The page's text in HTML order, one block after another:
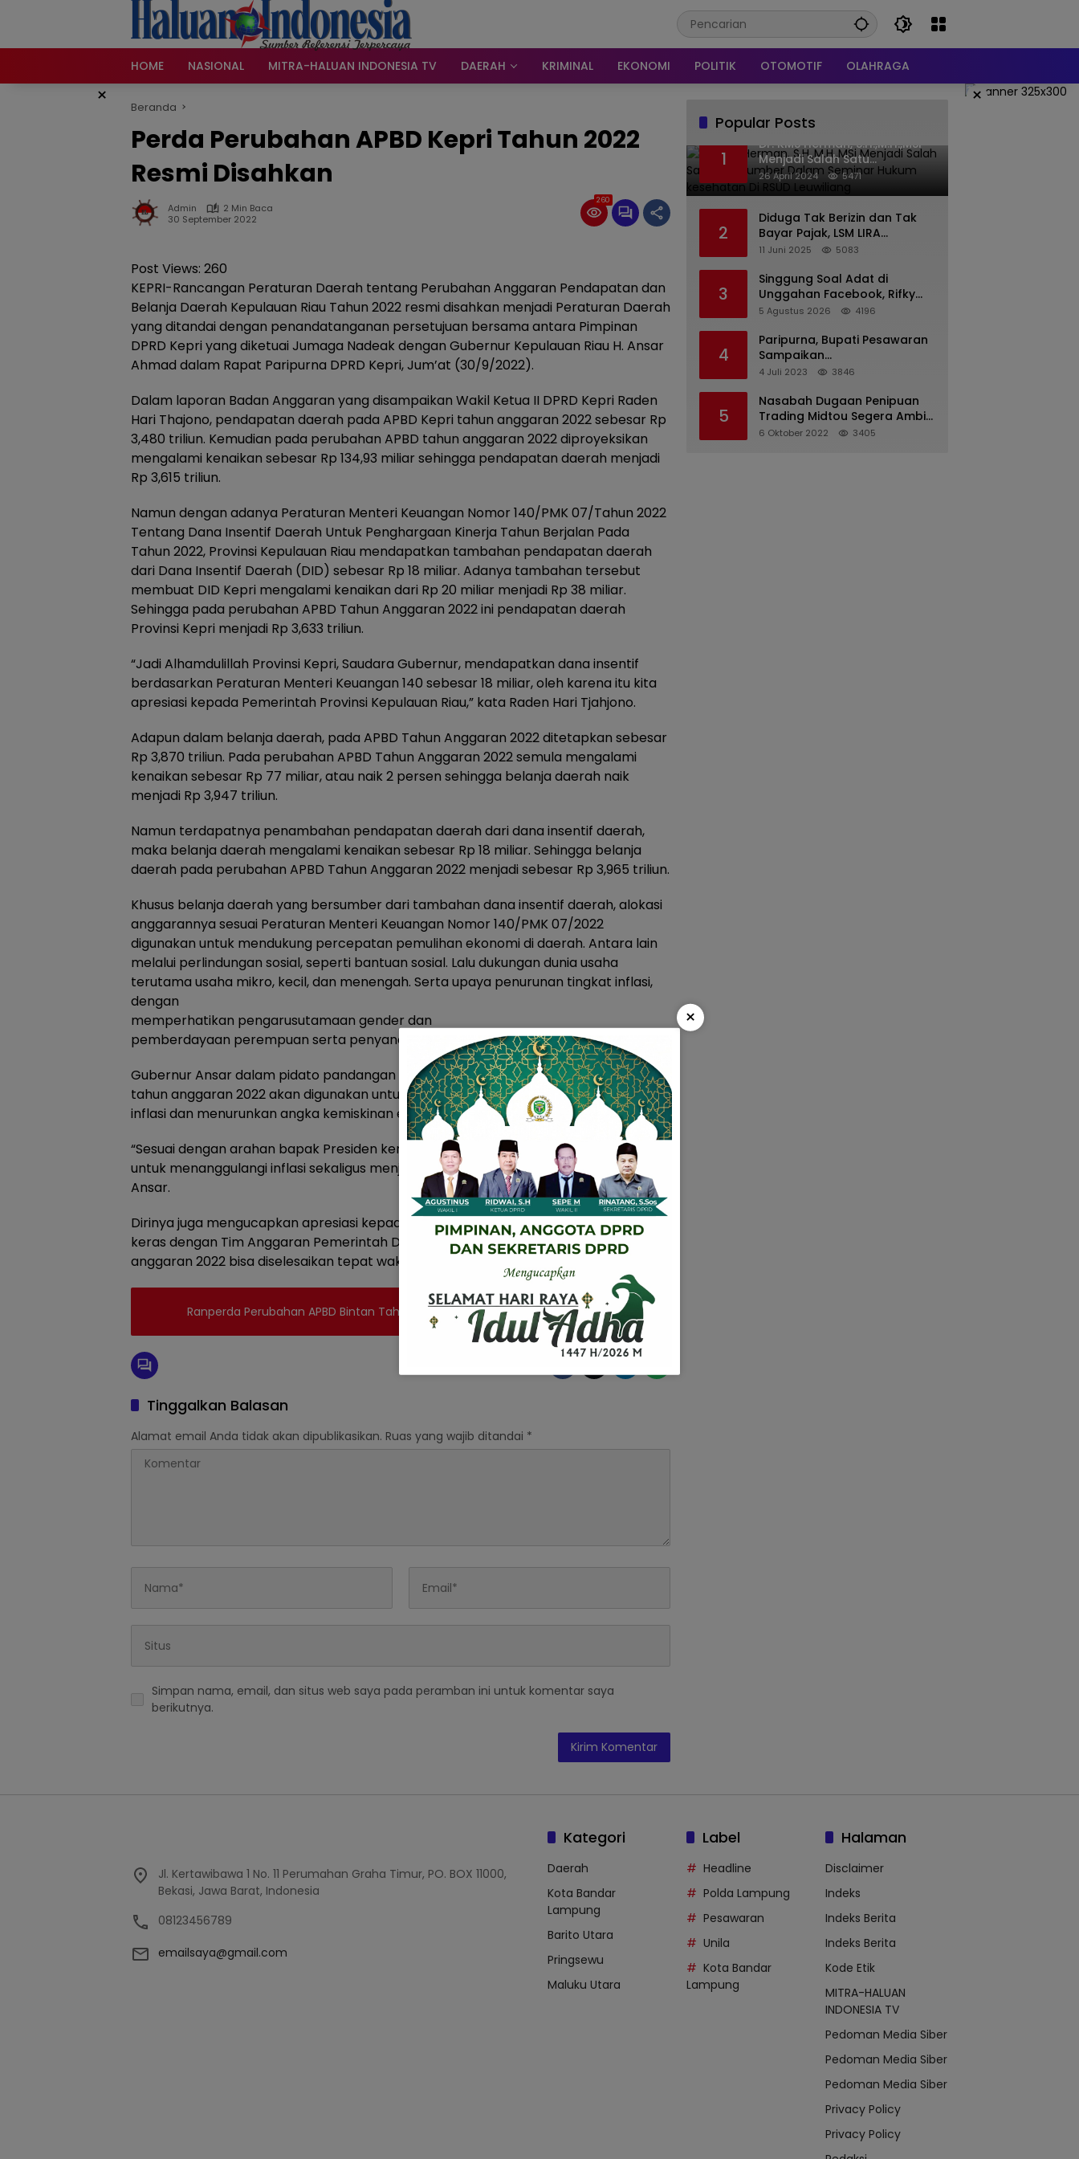
HOME
NASIONAL MITRA-HALUAN INDONESIA TV DAERAH KRIMINAL EKONOMI POLITIK OTOMOTIF OLAHRAGA
× ×
Beranda
Perda Perubahan APBD Kepri Tahun 2022
Resmi Disahkan
Admin
2 Min Baca
30 September 2022
260
Post Views: 260
KEPRI-Rancangan Peraturan Daerah tentang Perubahan Anggaran Pendapatan dan
Belanja Daerah Kepulauan Riau Tahun 2022 resmi disahkan menjadi Peraturan Daerah
yang ditandai dengan penandatanganan persetujuan bersama antara Pimpinan
DPRD Kepri yang diketuai Jumaga Nadeak dengan Gubernur Kepulauan Riau H. Ansar
Ahmad dalam Rapat Paripurna DPRD Kepri, Jum’at (30/9/2022).
Dalam laporan Badan Anggaran yang disampaikan Wakil Ketua II DPRD Kepri Raden
Hari Thajono, pendapatan daerah pada APBD Kepri tahun anggaran 2022 sebesar Rp
3,480 triliun. Kemudian pada perubahan APBD tahun anggaran 2022 diproyeksikan
mengalami kenaikan sebesar Rp 134,93 miliar sehingga pendapatan daerah menjadi
Rp 3,615 triliun.
Namun dengan adanya Peraturan Menteri Keuangan Nomor 140/PMK 07/Tahun 2022
Tentang Dana Insentif Daerah Untuk Penghargaan Kinerja Tahun Berjalan Pada
Tahun 2022, Provinsi Kepulauan Riau mendapatkan tambahan pendapatan daerah
dari Dana Insentif Daerah (DID) sebesar Rp 18 miliar. Adanya tambahan tersebut
membuat DID Kepri mengalami kenaikan dari Rp 20 miliar menjadi Rp 38 miliar.
Sehingga pada perubahan APBD Tahun Anggaran 2022 ini pendapatan daerah
Provinsi Kepri menjadi Rp 3,633 triliun.
“Jadi Alhamdulillah Provinsi Kepri, Saudara Gubernur, mendapatkan dana insentif
berdasarkan Peraturan Menteri Keuangan 140 sebesar 18 miliar, oleh karena itu kita
apresiasi kepada Pemerintah Provinsi Kepulauan Riau,” kata Raden Hari Tjahjono.
Adapun dalam belanja daerah, pada APBD Tahun Anggaran 2022 ditetapkan sebesar
Rp 3,870 triliun. Pada perubahan APBD Tahun Anggaran 2022 semula mengalami
kenaikan sebesar Rp 77 miliar, atau naik 2 persen sehingga belanja daerah naik
menjadi Rp 3,947 triliun.
Namun terdapatnya penambahan pendapatan daerah dari dana insentif daerah,
maka belanja daerah mengalami kenaikan sebesar Rp 18 miliar. Sehingga belanja
daerah pada perubahan APBD Tahun Anggaran 2022 menjadi sebesar Rp 3,965 triliun.
Khusus belanja daerah yang bersumber dari tambahan dana insentif daerah, alokasi
anggarannya sesuai Peraturan Menteri Keuangan Nomor 140/PMK 07/2022
digunakan untuk mendukung percepatan pemulihan ekonomi di daerah. Antara lain
melalui perlindungan sosial, seperti bantuan sosial. Lalu dukungan dunia usaha
terutama usaha mikro, kecil, dan menengah. Serta upaya penurunan tingkat inflasi,
dengan
memperhatikan pengarusutamaan gender dan
pemberdayaan perempuan serta penyandang disabilitas.
Gubernur Ansar dalam pidato pandangan akhirnya mengatakan perubahan APBD
tahun anggaran 2022 akan digunakan untuk langkah-langkah strategis meredam
inflasi dan menurunkan angka kemiskinan ekstrim di Kepri.
“Sesuai dengan arahan bapak Presiden kemarin, kita harus gunakan sebaik-baiknya
untuk menanggulangi inflasi sekaligus menjaga daya beli masyarakat,” kata Gubernur
Ansar.
Dirinya juga mengucapkan apresiasi kepada Badan Anggaran yang telah bekerja
keras dengan Tim Anggaran Pemerintah Daerah sehingga perubahan APBD tahun
anggaran 2022 bisa diselesaikan tepat waktu. (jlu)
Ranperda Perubahan APBD Bintan Tahun 2022 Disahkan
Tinggalkan Balasan
Alamat email Anda tidak akan dipublikasikan. Ruas yang wajib ditandai *
Simpan nama, email, dan situs web saya pada peramban ini untuk komentar saya
berikutnya.
Popular Posts
1
Dr. KMS Herman, S.H.,M.H.,MSi
Menjadi Salah Satu
Narasumber Dalam Seminar
Hukum kesehatan Di RSUD
26 April 2024 5471
2
Diduga Tak Berizin dan Tak
Bayar Pajak, LSM LIRA
Laporkan Santerra de
Batu
11 Juni 2025 5083
3
Singgung Soal Adat di
Unggahan Facebook, Rifky
Desriana Minta Maaf ke PDA
5 Agustus 2026 4196
4
Paripurna, Bupati Pesawaran
Sampaikan
Pertanggungjawaban
4 Juli 2023 3846
5
Nasabah Dugaan Penipuan
Trading Midtou Segera Ambil
Langkah Hukum
6 Oktober 2022 3405
Jl. Kertawibawa 1 No. 11 Perumahan Graha Timur, PO. BOX 11000,
Bekasi, Jawa Barat, Indonesia
08123456789
emailsaya@gmail.com
Kategori
Daerah
Kota Bandar
Lampung
Barito Utara
Pringsewu
Maluku Utara
Label
Headline
Polda Lampung
Pesawaran
Unila
Kota Bandar
Lampung
Halaman
Disclaimer
Indeks
Indeks Berita
Indeks Berita
Kode Etik
MITRA-HALUAN
INDONESIA TV
Pedoman Media Siber
Pedoman Media Siber
Pedoman Media Siber
Privacy Policy
Privacy Policy
×